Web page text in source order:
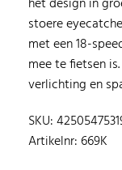
het design in
stoere
met een 18-
mee te fietsen
verlichting en
SKU:
Artikelnr: 669K